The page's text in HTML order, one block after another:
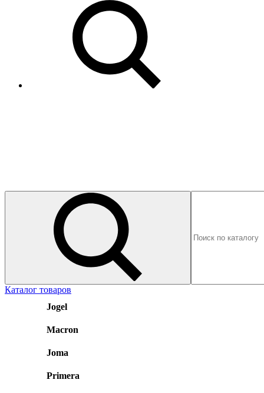
Каталог товаров
Jogel
Macron
Joma
Primera